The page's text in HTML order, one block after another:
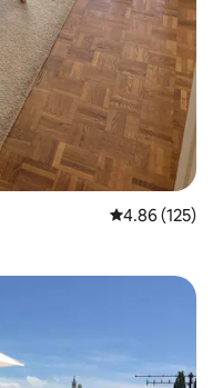
평점 4.86점(5
4.86 (125)